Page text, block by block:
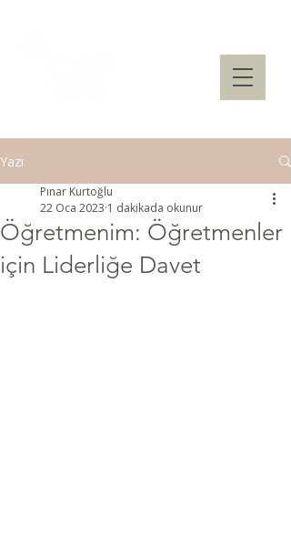
Yazı
Öğretmenim: Öğretmenler
için Liderliğe Davet
Pınar Kurtoğlu
22 Oca 2023 1 dakikada okunur